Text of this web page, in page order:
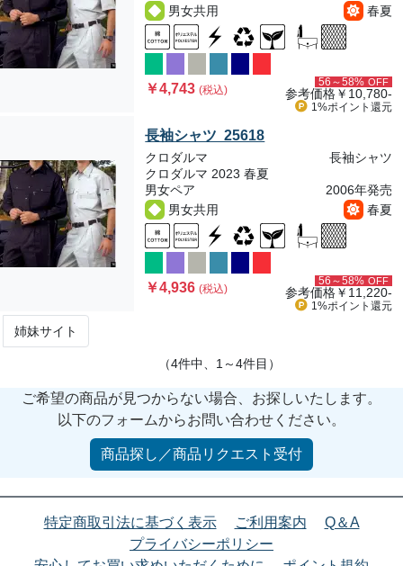
男女共用
春夏
￥4,743(税込)
56～58% OFF
参考価格￥10,780-
1%ポイント 還元
長袖シャツ 25618
クロダルマ
長袖シャツ
クロダルマ 2023 春夏
男女ペア
2006年発売
男女共用
春夏
￥4,936(税込)
56～58% OFF
参考価格￥11,220-
1%ポイント 還元
姉妹サイト
（4件中、1～4件目）
ご希望の商品が見つからない場合、お探しいたします。
以下のフォームからお問い合わせください。
商品探し／商品リクエスト受付
特定商取引法に基づく表示 ご利用案内
Q＆A
プライバシーポリシー